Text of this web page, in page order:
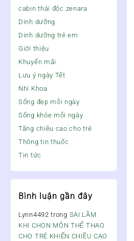
cabin thải độc zenara
Dinh dưỡng
Dinh dưỡng trẻ em
Giới thiệu
Khuyến mãi
Lưu ý ngày Tết
Nhi Khoa
Sống đẹp mỗi ngày
Sống khỏe mỗi ngày
Tăng chiều cao cho trẻ
Thông tin thuốc
Tin tức
Bình luận gần đây
Lynn4492 trong SAI LẦM
KHI CHỌN MÔN THỂ THAO
CHO TRẺ KHIẾN CHIỀU CAO